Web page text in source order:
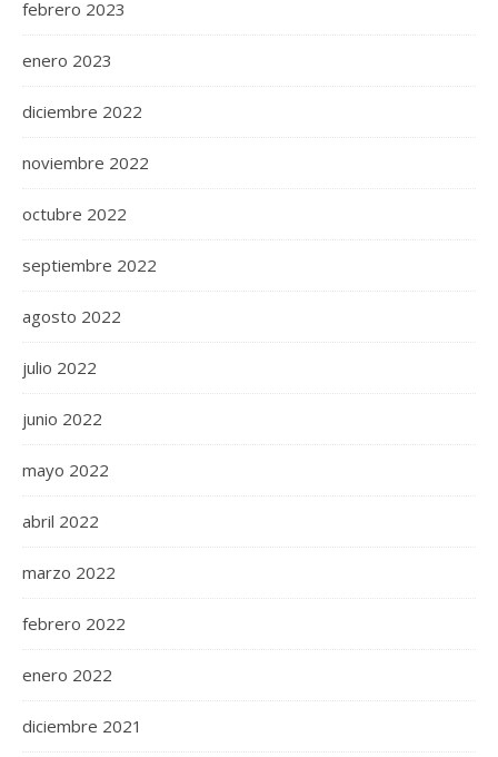
febrero 2023
enero 2023
diciembre 2022
noviembre 2022
octubre 2022
septiembre 2022
agosto 2022
julio 2022
junio 2022
mayo 2022
abril 2022
marzo 2022
febrero 2022
enero 2022
diciembre 2021